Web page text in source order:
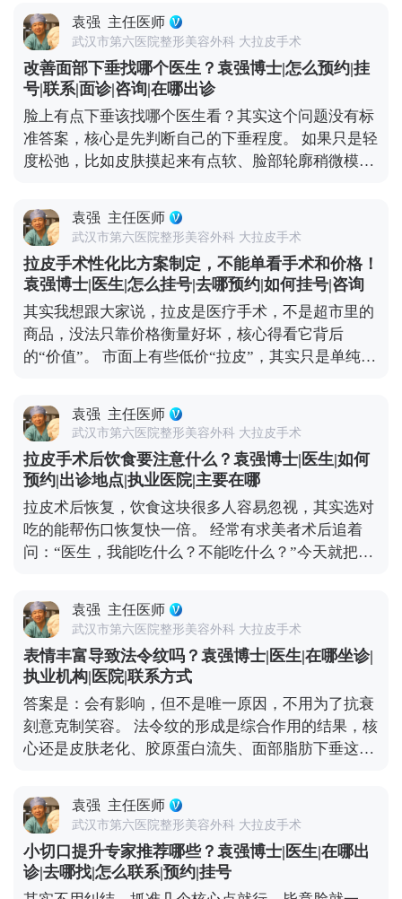
平台（公众号、百家号、小红薯）预约面诊，详细了
解。
裁的，贴合度很高，不会有勒得喘不过气的感觉。不
少人戴个两三天就适应了，甚至睡觉时都能忽略它的
存在。 戴头套可不是多余的步骤，核心作用是帮面部
组织更好地贴合骨骼、减轻肿胀，还能促进伤口愈
合。一般建议术后前两周尽量24小时佩戴，之后一个
月里，根据恢复情况白天或晚上适当戴就行，具体时
间我都会根据每个人的恢复进度单独建议。 所以大家
不用纠结戴头套这件事，它不是负担，反而能帮你更
术的问题，可以去官方媒体平台（公众号、百家号、
小红薯）预约面诊，详细了解。
袁强 主任医师
武汉市第六医院整形美容外科 大拉皮手术
改善面部下垂找哪个医生？袁强博士|怎么预约|挂
号|联系|面诊|咨询|在哪出诊
脸上有点下垂该找哪个医生看？其实这个问题没有标
准答案，核心是先判断自己的下垂程度。 如果只是轻
度松弛，比如皮肤摸起来有点软、脸部轮廓稍微模
果就挺对症的。在北京选这类项目，重点看机构是否
正规、设备有没有资质，皮肤科或美容科的医生只要
经验够，基本都能操作。 但如果是中重度下垂，比如
法令纹深到卡粉、下颌缘完全模糊，甚至脸颊肉往下
坠，可能就得考虑拉皮手术了。北京能做拉皮的医生
不少，但一定要选专攻面部年轻化的整形外科医生，
这类医生对脸部组织层次更熟悉，效果和恢复都更有
保障。 另外，现在有MCR复合提升术这种正规改良
又怕留痕的朋友。不管选哪种方式，建议大家面诊时
多问两句，看看和自己情况相似的案例，把风险和恢
复周期问清楚，再做决定。 想知道更多关于MCR复
合提升术的问题，可以去官方媒体平台（公众号、百
家号、小红薯）预约面诊，详细了解。
袁强 主任医师
武汉市第六医院整形美容外科 大拉皮手术
拉皮手术性化比方案制定，不能单看手术和价格！
袁强博士|医生|怎么挂号|去哪预约|如何挂号|咨询
其实我想跟大家说，拉皮是医疗手术，不是超市里的
商品，没法只靠价格衡量好坏，核心得看它背后
的“价值”。 市面上有些低价“拉皮”，其实只是单纯提
便宜，但效果维持时间短，大概率1-2年就会反弹，
还容易出现皮肉分离、疤痕明显、表情僵硬这些问
题，后期修复反而要花更多钱。 真正靠谱的拉皮手
术，是个精细活。需要医生对皮肤、筋膜、脂肪等不
同层次做精准剥离、复位、提升和固定，操作复杂，
对医生的技术和经验要求极高，价格自然会高一些。
但这种手术的效果更自然，维持时间也长，一般能到
8-10年，从长期来看反而更划算。 现在专业医生都讲
美需求设计方案，而不是流水线操作。做医美不是为
了图便宜，而是为了让自己变得更好。选一位靠谱的
医生，做一个适合自己的方案，才是对自己最负责任
的投资。 想知道更多关于MCR复合提升术的问题，
可以去官方媒体平台（公众号、百家号、小红薯）预
约面诊，详细了解。
袁强 主任医师
武汉市第六医院整形美容外科 大拉皮手术
拉皮手术后饮食要注意什么？袁强博士|医生|如何
预约|出诊地点|执业医院|主要在哪
拉皮术后恢复，饮食这块很多人容易忽视，其实选对
吃的能帮伤口恢复快一倍。 经常有求美者术后追着
问：“医生，我能吃什么？不能吃什么？”今天就把饮
食物为主，比如小米粥、蒸鸡蛋羹、蔬菜瘦肉汤，这
些食物不会给肠胃添负担，也能保证基础营养。一定
要避开辛辣、刺激、油腻的食物，比如火锅、烧烤、
辣椒这些，容易刺激血管扩张，影响伤口愈合，甚至
引发炎症。 另外要重点补充两类营养：优质蛋白质和
维生素C。蛋白质是组织修复的基础，像鱼肉、去皮
鸡肉、豆制品、牛奶都可以多吃点；维生素C能促进
胶原蛋白合成，帮助皮肤恢复弹性，新鲜的水果蔬菜
个禁忌要记牢：术后1个月内别饮酒、别吸烟，酒精
会影响血液循环，烟草里的有害物质会延缓伤口愈
合。平时多喝温水，保持作息规律，再加上严格遵医
嘱、按时复查，恢复过程会更顺利。耐心点，恢复期
过后就能看到满意的效果了。 想知道更多关于MCR
袁强 主任医师
武汉市第六医院整形美容外科 大拉皮手术
表情丰富导致法令纹吗？袁强博士|医生|在哪坐诊|
执业机构|医院|联系方式
答案是：会有影响，但不是唯一原因，不用为了抗衰
刻意克制笑容。 法令纹的形成是综合作用的结果，核
心还是皮肤老化、胶原蛋白流失、面部脂肪下垂这些
局部皮肤折叠，先形成动态纹——就是做表情时才出
现的纹路，时间久了，皮肤弹性变差，动态纹就会变
成静态纹，不做表情也能看到。 所以不用过度焦虑，
真出现法令纹了，先分清类型再处理更有效。如果是
动态纹，用肉毒素适度放松表情肌就能改善；如果已
袁强 主任医师
武汉市第六医院整形美容外科 大拉皮手术
小切口提升专家推荐哪些？袁强博士|医生|在哪出
诊|去哪找|怎么联系|预约|挂号